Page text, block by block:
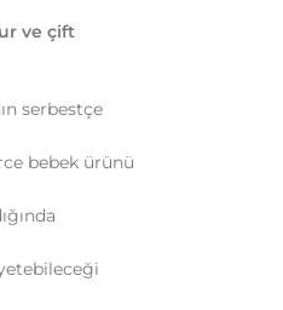
ve çift
serbestçe
bebek ürünü